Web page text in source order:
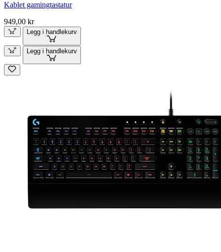
Kablet gamingtastatur
949,00 kr
Legg i handlekurv
Legg i handlekurv